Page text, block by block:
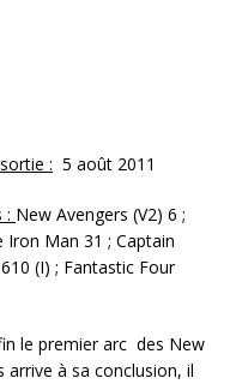
: 5 août 2011
: New Avengers (V2) 6 ;
Iron Man 31 ; Captain
(I) ; Fantastic Four
le premier arc des New
arrive à sa conclusion, il